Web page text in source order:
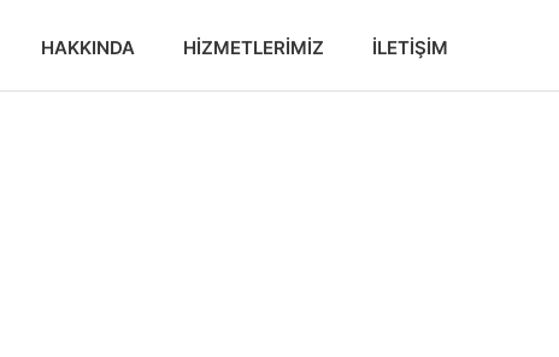
HAKKINDA HIZMETLERIMIZ İLETIŞIM